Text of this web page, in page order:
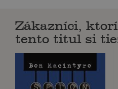
Zákazníci,
tento titul si